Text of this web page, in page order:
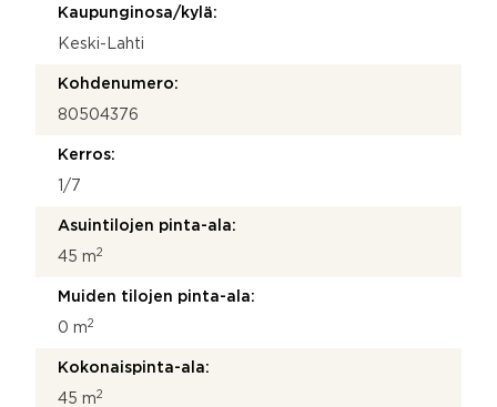
Kaupunginosa/kylä:
Keski-Lahti
Kohdenumero:
80504376
Kerros:
1/7
Asuintilojen pinta-ala:
45 m2
Muiden tilojen pinta-ala:
0 m2
Kokonaispinta-ala:
45 m2